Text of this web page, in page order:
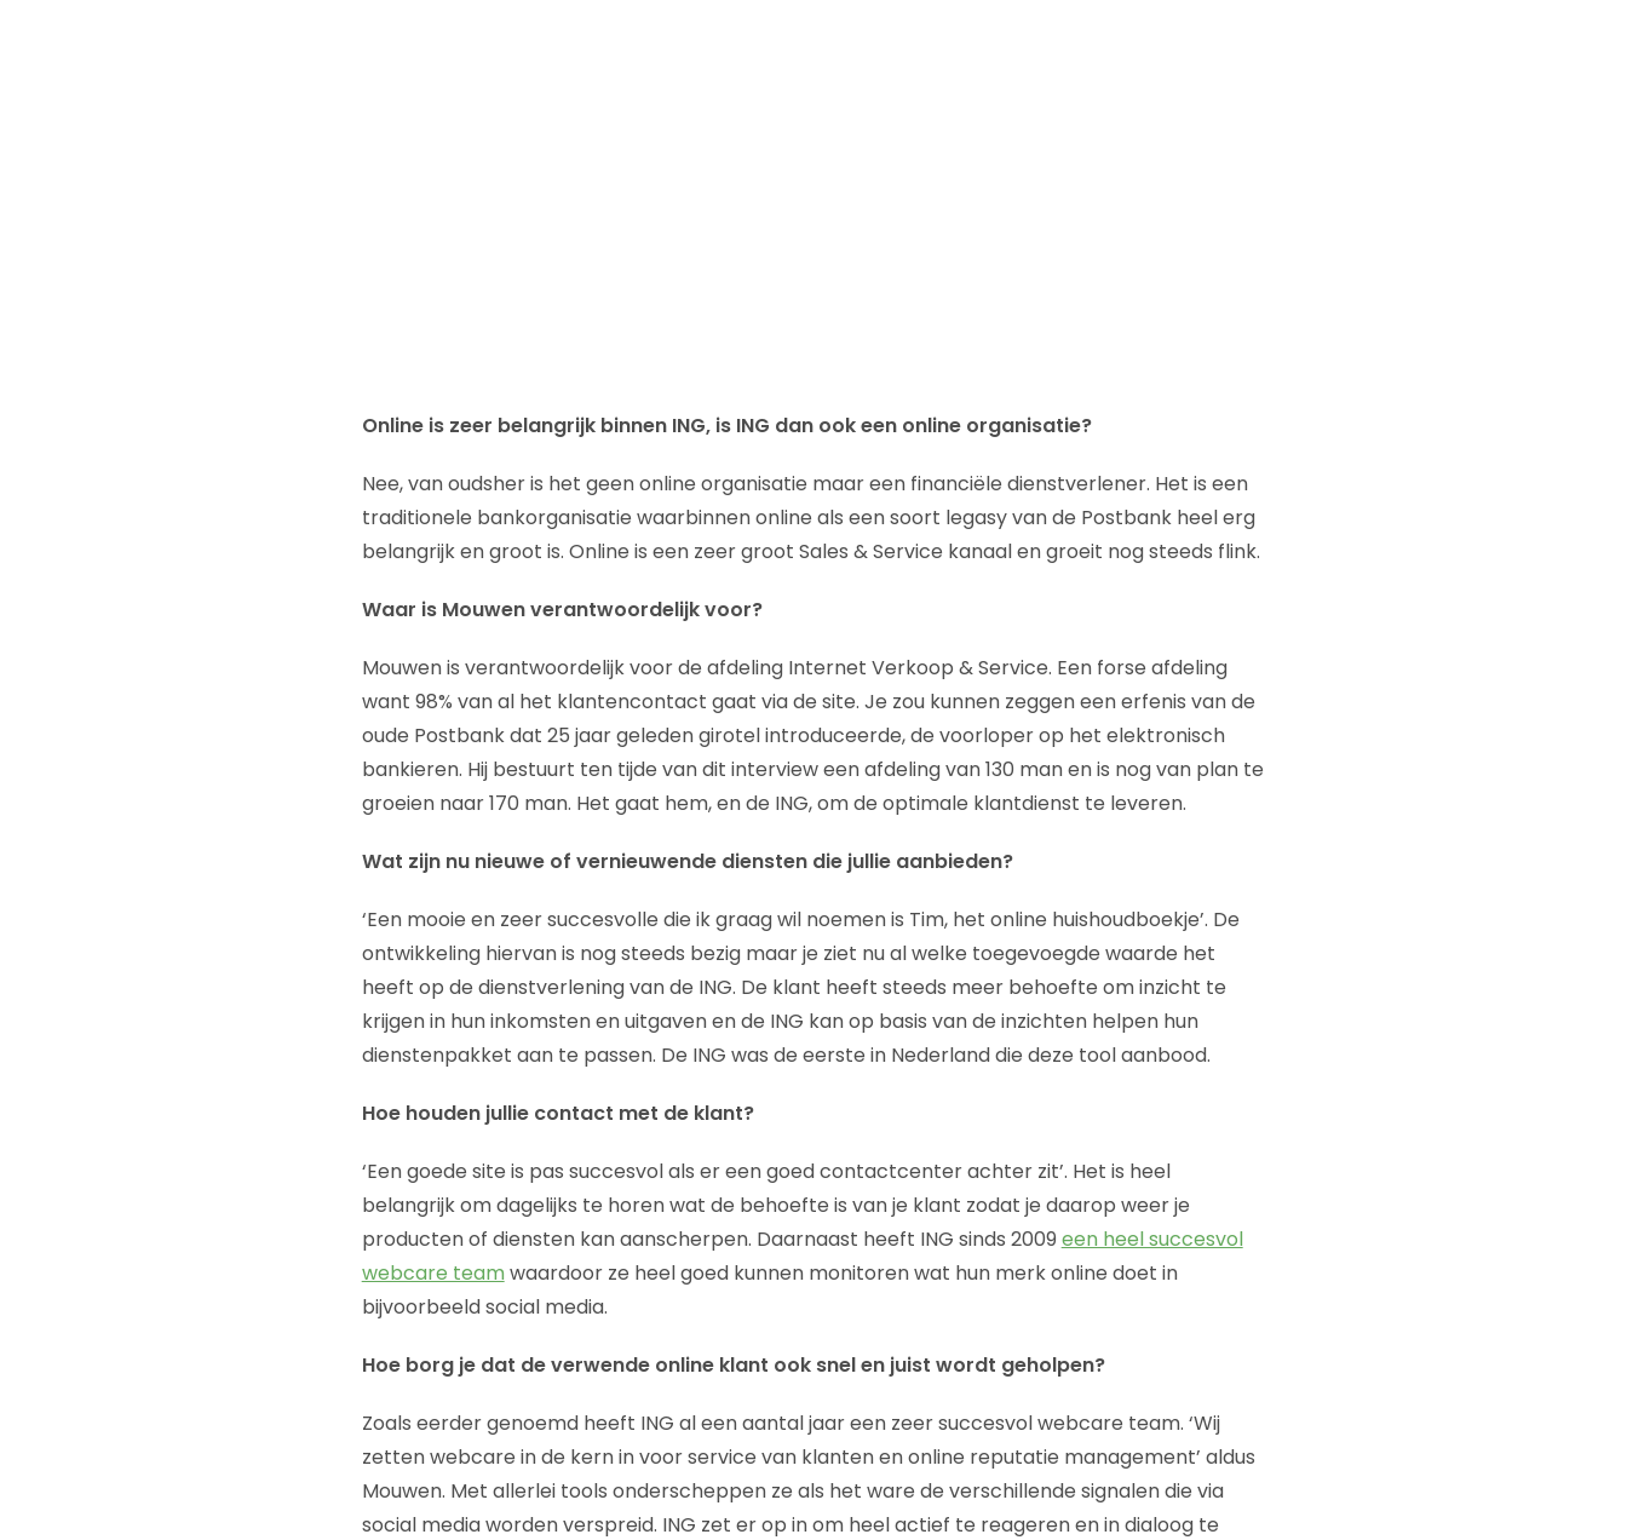
Online is zeer belangrijk binnen ING, is ING dan ook een online organisatie?
Nee, van oudsher is het geen online organisatie maar een financiële dienstverlener. Het is een
traditionele bankorganisatie waarbinnen online als een soort legasy van de Postbank heel erg
belangrijk en groot is. Online is een zeer groot Sales & Service kanaal en groeit nog steeds flink.
Waar is Mouwen verantwoordelijk voor?
Mouwen is verantwoordelijk voor de afdeling Internet Verkoop & Service. Een forse afdeling
want 98% van al het klantencontact gaat via de site. Je zou kunnen zeggen een erfenis van de
oude Postbank dat 25 jaar geleden girotel introduceerde, de voorloper op het elektronisch
bankieren. Hij bestuurt ten tijde van dit interview een afdeling van 130 man en is nog van plan te
groeien naar 170 man. Het gaat hem, en de ING, om de optimale klantdienst te leveren.
Wat zijn nu nieuwe of vernieuwende diensten die jullie aanbieden?
‘Een mooie en zeer succesvolle die ik graag wil noemen is Tim, het online huishoudboekje’. De
ontwikkeling hiervan is nog steeds bezig maar je ziet nu al welke toegevoegde waarde het
heeft op de dienstverlening van de ING. De klant heeft steeds meer behoefte om inzicht te
krijgen in hun inkomsten en uitgaven en de ING kan op basis van de inzichten helpen hun
dienstenpakket aan te passen. De ING was de eerste in Nederland die deze tool aanbood.
Hoe houden jullie contact met de klant?
‘Een goede site is pas succesvol als er een goed contactcenter achter zit’. Het is heel
belangrijk om dagelijks te horen wat de behoefte is van je klant zodat je daarop weer je
producten of diensten kan aanscherpen. Daarnaast heeft ING sinds 2009 een heel succesvol
webcare team waardoor ze heel goed kunnen monitoren wat hun merk online doet in
bijvoorbeeld social media.
Hoe borg je dat de verwende online klant ook snel en juist wordt geholpen?
Zoals eerder genoemd heeft ING al een aantal jaar een zeer succesvol webcare team. ‘Wij
zetten webcare in de kern in voor service van klanten en online reputatie management’ aldus
Mouwen. Met allerlei tools onderscheppen ze als het ware de verschillende signalen die via
social media worden verspreid. ING zet er op in om heel actief te reageren en in dialoog te